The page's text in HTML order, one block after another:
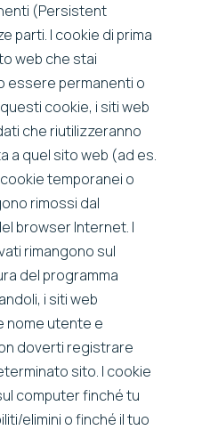
(Persistent
parti. I cookie di prima
web che stai
essere permanenti o
cookie, i siti web
che riutilizzeranno
a quel sito web (ad es.
temporanei o
rimossi dal
browser Internet. I
rimangono sul
del programma
i siti web
nome utente e
doverti registrare
sito. I cookie
computer finché tu
elimini o finché il tuo